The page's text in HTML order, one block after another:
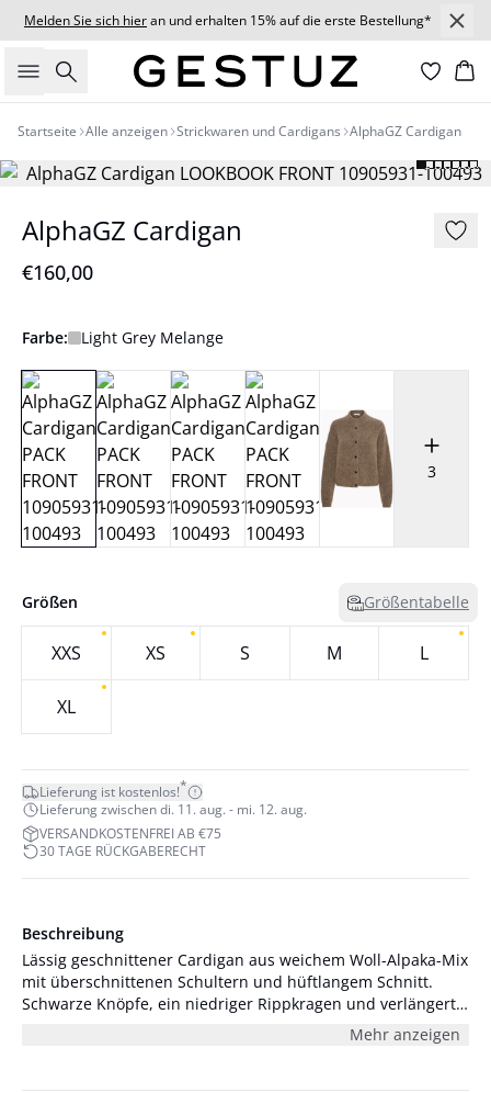
Melden Sie sich hieran und erhalten 15% auf die erste Bestellung*
Suche
Startseite Alle anzeigen Strickwaren und Cardigans AlphaGZ Cardigan
AlphaGZ Cardigan
€160,00
Farbe: Light Grey Melange
3
Größen Größentabelle
XXS XS S M L
XL
Lieferung ist kostenlos!*
Lieferung zwischen di. 11. aug. - mi. 12. aug.
VERSANDKOSTENFREI AB €75
30 TAGE RÜCKGABERECHT
Beschreibung
Lässig geschnittener Cardigan aus weichem Woll-Alpaka-Mix
mit überschnittenen Schultern und hüftlangem Schnitt.
Schwarze Knöpfe, ein niedriger Rippkragen und verlängerte
Ärmel sorgen für einen gemütlichen, entspannten Look. The
Mehr anzeigen